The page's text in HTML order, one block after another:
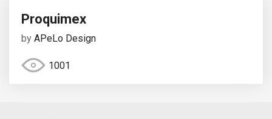
Proquimex
by APeLo Design
1001